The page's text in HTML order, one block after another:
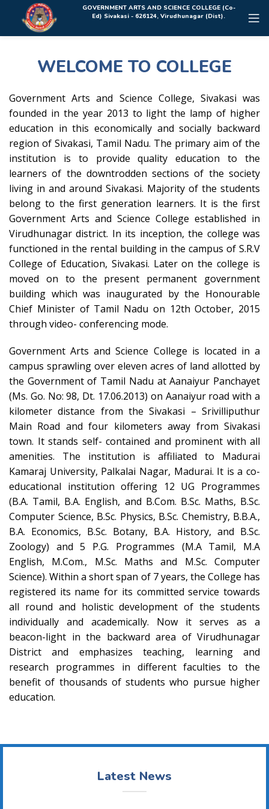
Rolex Replica Uhren DeutschlandGOVERNMENT ARTS AND SCIENCE COLLEGE (Co-
Ed) Sivakasi - 626124, Virudhunagar (Dist).
WELCOME TO COLLEGE
Government Arts and Science College, Sivakasi was
founded in the year 2013 to light the lamp of higher
education in this economically and socially backward
region of Sivakasi, Tamil Nadu. The primary aim of the
institution is to provide quality education to the
learners of the downtrodden sections of the society
living in and around Sivakasi. Majority of the students
belong to the first generation learners. It is the first
Government Arts and Science College established in
Virudhunagar district. In its inception, the college was
functioned in the rental building in the campus of S.R.V
College of Education, Sivakasi. Later on the college is
moved on to the present permanent government
building which was inaugurated by the Honourable
Chief Minister of Tamil Nadu on 12th October, 2015
through video- conferencing mode.
Government Arts and Science College is located in a
campus sprawling over eleven acres of land allotted by
the Government of Tamil Nadu at Aanaiyur Panchayet
(Ms. Go. No: 98, Dt. 17.06.2013) on Aanaiyur road with a
kilometer distance from the Sivakasi – Srivilliputhur
Main Road and four kilometers away from Sivakasi
town. It stands self- contained and prominent with all
amenities. The institution is affiliated to Madurai
Kamaraj University, Palkalai Nagar, Madurai. It is a co-
educational institution offering 12 UG Programmes
(B.A. Tamil, B.A. English, and B.Com. B.Sc. Maths, B.Sc.
Computer Science, B.Sc. Physics, B.Sc. Chemistry, B.B.A.,
B.A. Economics, B.Sc. Botany, B.A. History, and B.Sc.
Zoology) and 5 P.G. Programmes (M.A Tamil, M.A
English, M.Com., M.Sc. Maths and M.Sc. Computer
Science). Within a short span of 7 years, the College has
registered its name for its committed service towards
all round and holistic development of the students
individually and academically. Now it serves as a
beacon-light in the backward area of Virudhunagar
District and emphasizes teaching, learning and
research programmes in different faculties to the
benefit of thousands of students who pursue higher
education.
Latest News